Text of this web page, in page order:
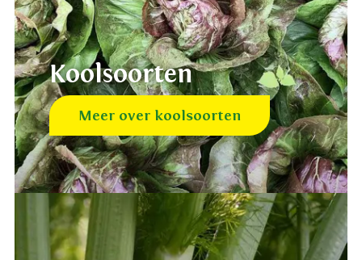
Koolsoorten
Meer over koolsoorten